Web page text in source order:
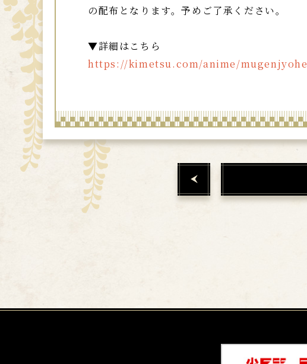
の配布となります。予めご了承ください。
▼詳細はこちら
https://kimetsu.com/anime/